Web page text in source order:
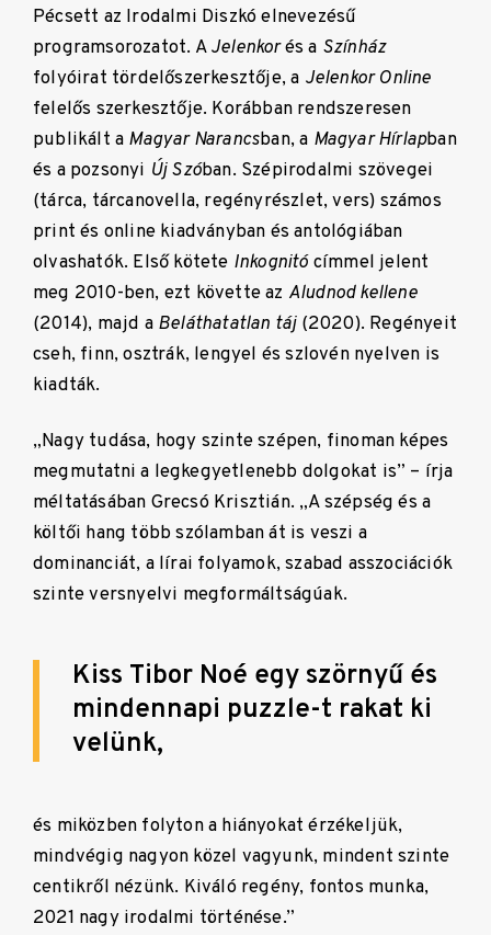
Pécsett az Irodalmi Diszkó elnevezésű
programsorozatot. AJelenkorés a Színház
folyóirat tördelőszerkesztője, a Jelenkor Online
felelős szerkesztője. Korábban rendszeresen
publikált a Magyar Narancsban, a Magyar Hírlapban
és a pozsonyi Új Szóban. Szépirodalmi szövegei
(tárca, tárcanovella, regényrészlet, vers) számos
print és online kiadványban és antológiában
olvashatók. Első kötete Inkognitócímmel jelent
meg 2010-ben, ezt követte az Aludnod kellene
(2014), majd a Beláthatatlan táj(2020). Regényeit
cseh, finn, osztrák, lengyel és szlovén nyelven is
kiadták.
„Nagy tudása, hogy szinte szépen, finoman képes
megmutatni a legkegyetlenebb dolgokat is” – írja
méltatásában Grecsó Krisztián. „A szépség és a
költői hang több szólamban át is veszi a
dominanciát, a lírai folyamok, szabad asszociációk
szinte versnyelvi megformáltságúak.
Kiss Tibor Noé egy szörnyű és
mindennapi puzzle-t rakat ki
velünk,
és miközben folyton a hiányokat érzékeljük,
mindvégig nagyon közel vagyunk, mindent szinte
centikről nézünk. Kiváló regény, fontos munka,
2021 nagy irodalmi történése.”